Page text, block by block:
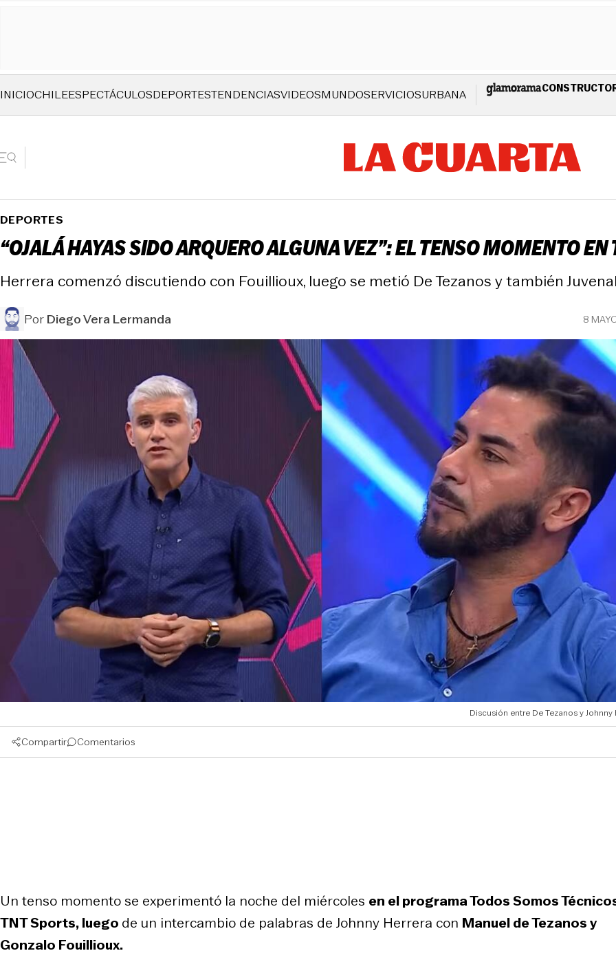
INICIOCHILEESPECTÁCULOSDEPORTESTENDENCIASVIDEOSMUNDOSERVICIOSURBANA
DEPORTES
“OJALÁ HAYAS SIDO ARQUERO ALGUNA VEZ”: EL TENSO MOMENTO
Herrera comenzó discutiendo con Fouillioux, luego se metió De Tezanos y también
PorDiego Vera Lermanda 8
Discusión entre De Tezanos y Johnny
Compartir Comentarios
Un tenso momento se experimentó la noche del miércoles en el programa Todos Somos
TNT Sports, luego de un intercambio de palabras de Johnny Herrera con Manuel de Tezanos y
Gonzalo Fouillioux.